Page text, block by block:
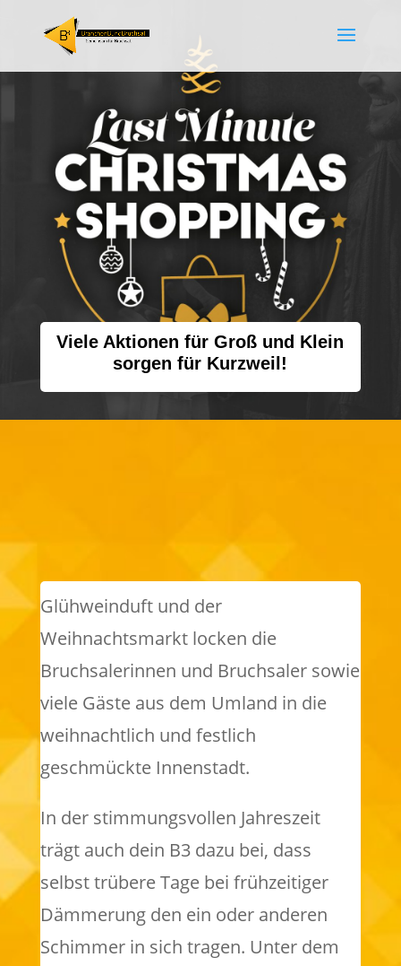
Viele Aktionen für Groß und Klein
sorgen für Kurzweil!
Glühweinduft und der
Weihnachtsmarkt locken die
Bruchsalerinnen und Bruchsaler sowie
viele Gäste aus dem Umland in die
weihnachtlich und festlich
geschmückte Innenstadt.
In der stimmungsvollen Jahreszeit
trägt auch dein B3 dazu bei, dass
selbst trübere Tage bei frühzeitiger
Dämmerung den ein oder anderen
Schimmer in sich tragen. Unter dem